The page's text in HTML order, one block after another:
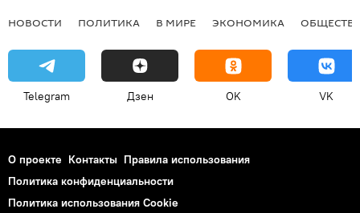
НОВОСТИ ПОЛИТИКА В МИРЕ ЭКОНОМИКА
Telegram Дзен OK VK
О проекте Контакты Правила использования
Политика конфиденциальности
Политика использования Cookie